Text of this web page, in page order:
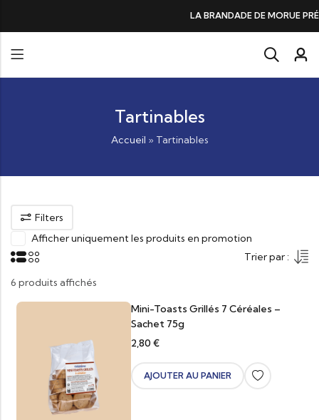
DE MORUE PRÉFÉRÉE DES GOURMANDS, N°1 DANS LES CŒURS ET
Tartinables
Accueil » Tartinables
Filters
Afficher uniquement les produits en promotion
Trier par :
6 produits affichés
Mini-Toasts Grillés 7 Céréales –
Sachet 75g
2,80 €
AJOUTER AU PANIER